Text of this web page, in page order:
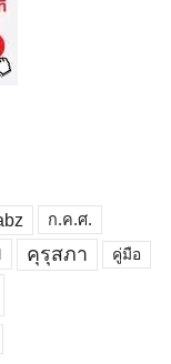
ก.ค.ศ.
คุรุสภา คู่มือ